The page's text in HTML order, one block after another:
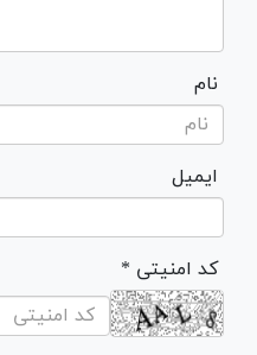
نام
ایمیل
* کد امنیتی